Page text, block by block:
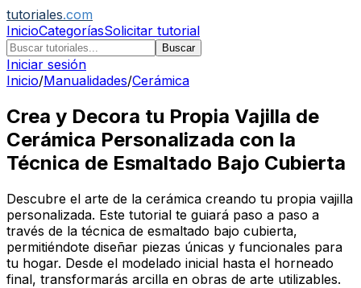
tutoriales.com
InicioCategoríasSolicitar tutorial
Buscar
Iniciar sesión
Inicio/Manualidades/Cerámica
Crea y Decora tu Propia Vajilla de
Cerámica Personalizada con la
Técnica de Esmaltado Bajo Cubierta
Descubre el arte de la cerámica creando tu propia vajilla
personalizada. Este tutorial te guiará paso a paso a
través de la técnica de esmaltado bajo cubierta,
permitiéndote diseñar piezas únicas y funcionales para
tu hogar. Desde el modelado inicial hasta el horneado
final, transformarás arcilla en obras de arte utilizables.